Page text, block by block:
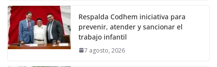
Respalda Codhem iniciativa para
prevenir, atender y sancionar el
trabajo infantil
7 agosto, 2026